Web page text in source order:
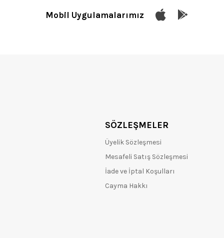
Mobil Uygulamalarımız
SÖZLEŞMELER
Üyelik Sözleşmesi
Mesafeli Satış Sözleşmesi
İade ve İptal Koşulları
Cayma Hakkı